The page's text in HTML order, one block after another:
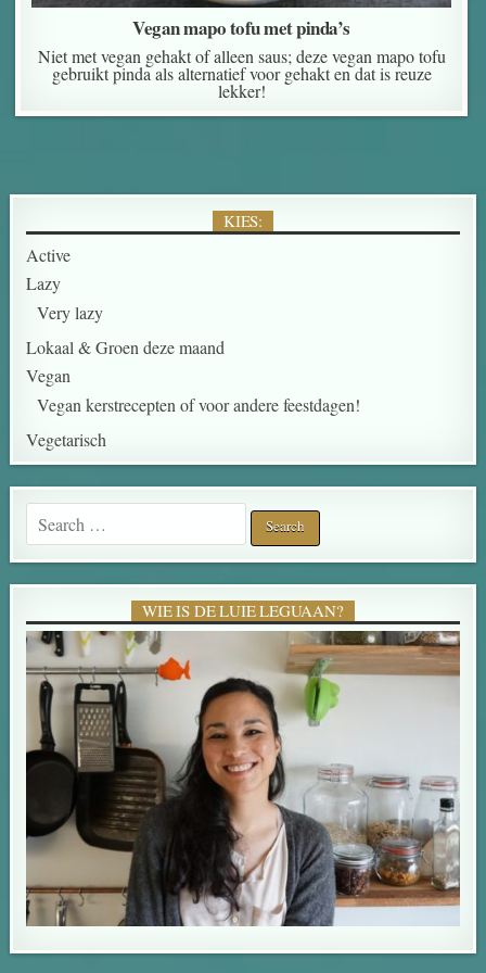
Vegan mapo tofu met pinda’s
Niet met vegan gehakt of alleen saus; deze vegan mapo tofu
gebruikt pinda als alternatief voor gehakt en dat is reuze
lekker!
KIES:
Active
Lazy
Very lazy
Lokaal & Groen deze maand
Vegan
Vegan kerstrecepten of voor andere feestdagen!
Vegetarisch
Search for:
WIE IS DE LUIE LEGUAAN?